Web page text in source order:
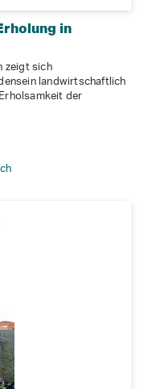
in
zeigt sich
landwirtschaftlich
der